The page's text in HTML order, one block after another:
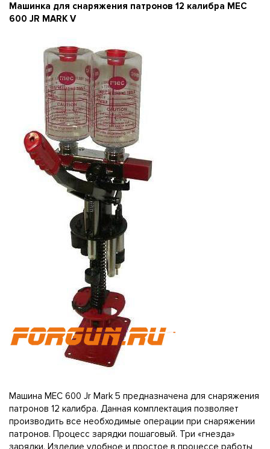
Машинка для снаряжения патронов 12 калибра MEC
600 JR MARK V
Машина MEC 600 Jr Mark 5 предназначена для снаряжения
патронов 12 калибра. Данная комплектация позволяет
производить все необходимые операции при снаряжении
патронов. Процесс зарядки пошаговый. Три «гнезда»
зарядки. Изделие удобное и простое в процессе работы,